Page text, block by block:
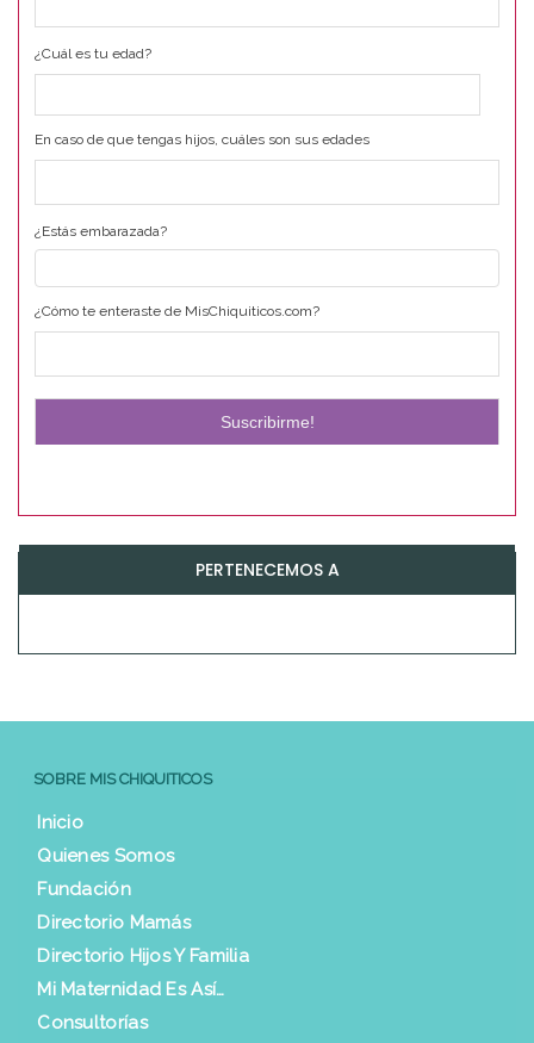
¿Cuál es tu edad?
En caso de que tengas hijos, cuáles son sus edades
¿Estás embarazada?
¿Cómo te enteraste de MisChiquiticos.com?
PERTENECEMOS A
SOBRE MIS CHIQUITICOS
Inicio
Quienes Somos
Fundación
Directorio Mamás
Directorio Hijos Y Familia
Mi Maternidad Es Así…
Consultorías